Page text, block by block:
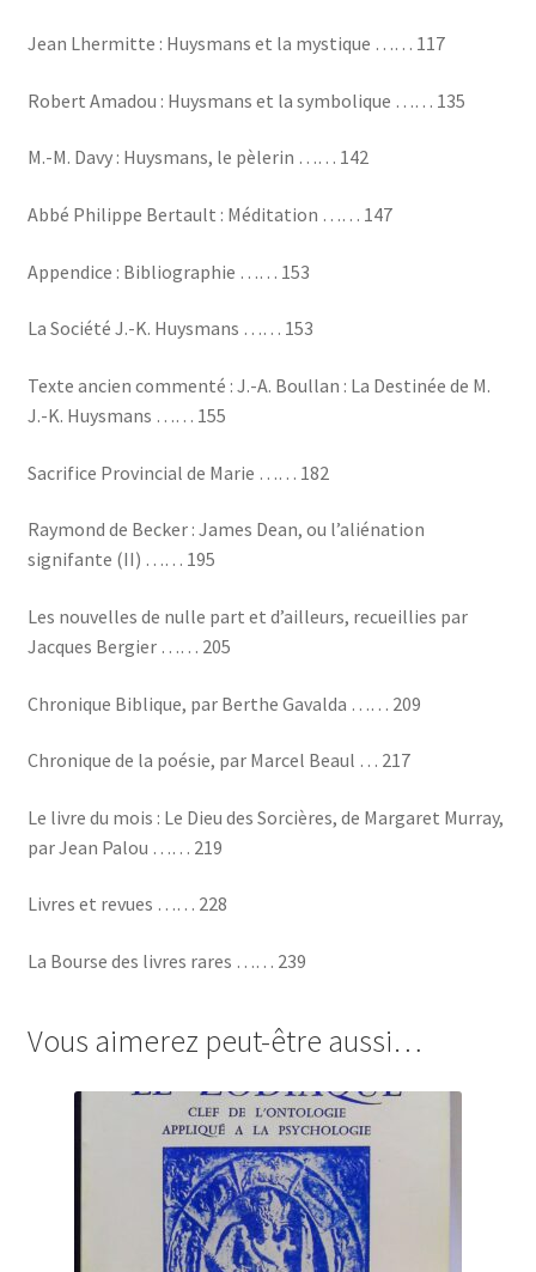
Jean Lhermitte : Huysmans et la mystique …… 117
Robert Amadou : Huysmans et la symbolique …… 135
M.-M. Davy : Huysmans, le pèlerin …… 142
Abbé Philippe Bertault : Méditation …… 147
Appendice : Bibliographie …… 153
La Société J.-K. Huysmans …… 153
Texte ancien commenté : J.-A. Boullan : La Destinée de M.
J.-K. Huysmans …… 155
Sacrifice Provincial de Marie …… 182
Raymond de Becker : James Dean, ou l’aliénation
signifante (II) …… 195
Les nouvelles de nulle part et d’ailleurs, recueillies par
Jacques Bergier …… 205
Chronique Biblique, par Berthe Gavalda …… 209
Chronique de la poésie, par Marcel Beaul … 217
Le livre du mois : Le Dieu des Sorcières, de Margaret Murray,
par Jean Palou …… 219
Livres et revues …… 228
La Bourse des livres rares …… 239
Vous aimerez peut-être aussi…